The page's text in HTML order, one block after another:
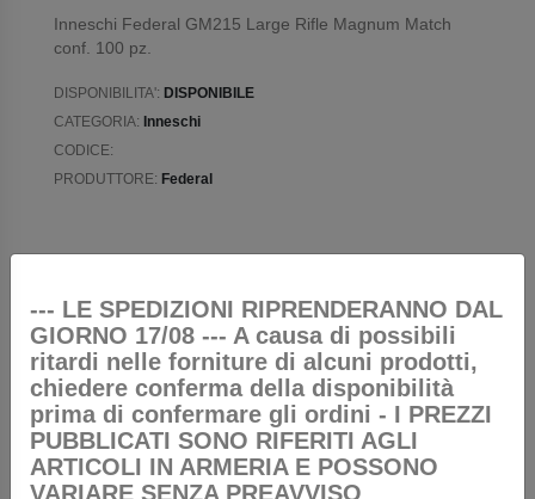
Inneschi Federal GM215 Large Rifle Magnum Match
conf. 100 pz.
DISPONIBILITA': DISPONIBILE
CATEGORIA: Inneschi
CODICE:
PRODUTTORE: Federal
RICHIEDI INFORMAZIONI
--- LE SPEDIZIONI RIPRENDERANNO DAL
GIORNO 17/08 --- A causa di possibili
ritardi nelle forniture di alcuni prodotti,
chiedere conferma della disponibilità
prima di confermare gli ordini - I PREZZI
PUBBLICATI SONO RIFERITI AGLI
ARTICOLI IN ARMERIA E POSSONO
VARIARE SENZA PREAVVISO